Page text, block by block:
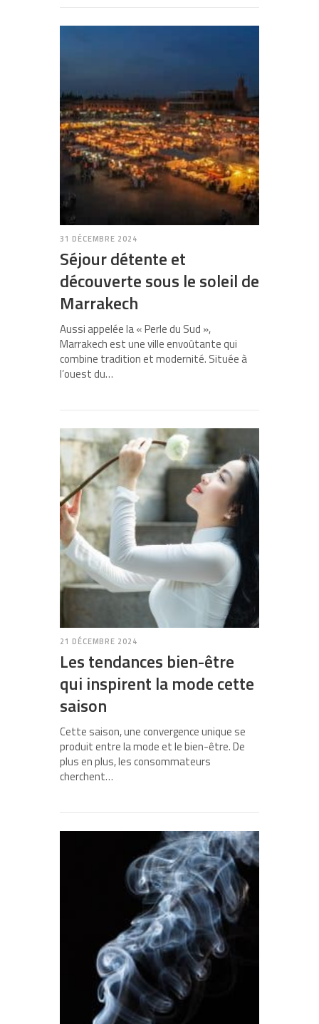
31 DÉCEMBRE 2024
Séjour détente et
découverte sous le soleil de
Marrakech
Aussi appelée la « Perle du Sud »,
Marrakech est une ville envoûtante qui
combine tradition et modernité. Située à
l’ouest du…
21 DÉCEMBRE 2024
Les tendances bien-être
qui inspirent la mode cette
saison
Cette saison, une convergence unique se
produit entre la mode et le bien-être. De
plus en plus, les consommateurs
cherchent…